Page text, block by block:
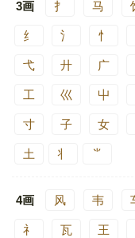
3画 扌 马 饣
纟 氵 忄
弋 廾 广
工 巛 屮
寸 子 女
土 丬 ⺌
4画 风 韦
礻 瓦 王